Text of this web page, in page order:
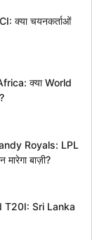
क्या चयनकर्ताओं
क्या World
Royals: LPL
बाज़ी?
T20I: Sri Lanka